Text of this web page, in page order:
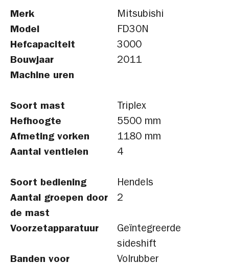
Merk
Mitsubishi
Model
FD30N
Hefcapaciteit
3000
Bouwjaar
2011
Machine uren
Soort mast
Triplex
Hefhoogte
5500 mm
Afmeting vorken
1180 mm
Aantal ventielen
4
Soort bediening
Hendels
Aantal groepen door
de mast
2
Voorzetapparatuur
Geïntegreerde
sideshift
Banden voor
Volrubber